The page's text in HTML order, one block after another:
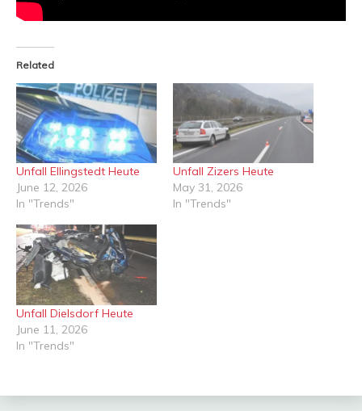
Related
Unfall Ellingstedt Heute
June 12, 2026
In "Trends"
Unfall Zizers Heute
May 31, 2026
In "Trends"
Unfall Dielsdorf Heute
June 11, 2026
In "Trends"